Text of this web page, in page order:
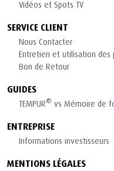
Vidéos et Spots TV
SERVICE CLIENT
Nous Contacter
Entretien et utilisation des
Bon de Retour
GUIDES
TEMPUR® vs Mémoire de
ENTREPRISE
Informations investisseurs
MENTIONS LÉGALES